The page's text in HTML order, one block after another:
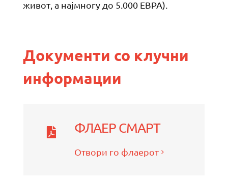
живот, а најмногу до 5.000 ЕВРА).
Документи со клучни
информации
ФЛАЕР СМАРТ
Отвори го флаерот